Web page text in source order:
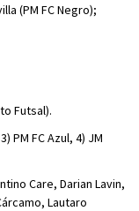
(PM FC Negro);
Futsal).
PM FC Azul, 4) JM
Care, Darian Lavin,
Lautaro